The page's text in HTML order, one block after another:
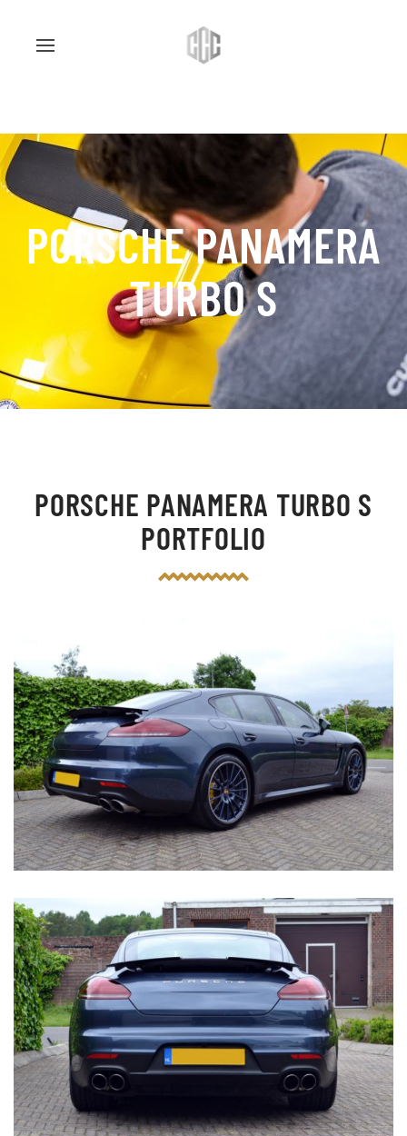
PORSCHE PANAMERA
TURBO S
PORSCHE PANAMERA TURBO S
PORTFOLIO